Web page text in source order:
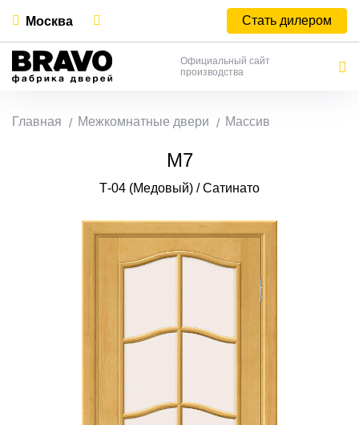
Москва Стать дилером
Официальный сайт
производства
Главная Межкомнатные двери Массив
М7
Т-04 (Медовый) / Сатинато